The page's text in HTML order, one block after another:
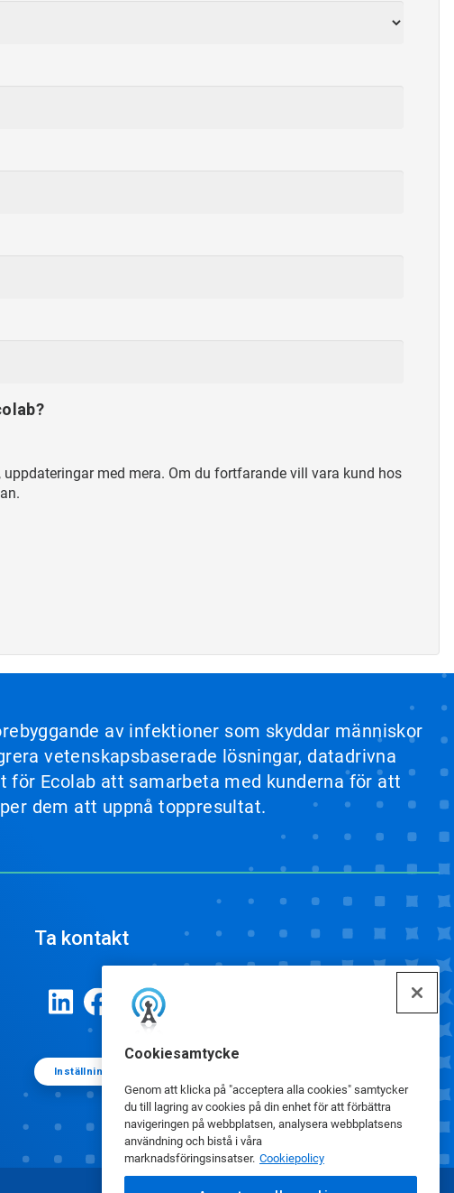
Cookiesamtycke
Genom att klicka på "acceptera alla cookies" samtycker
du till lagring av cookies på din enhet för att förbättra
navigeringen på webbplatsen, analysera webbplatsens
användning och bistå i våra
marknadsföringsinsatser. Cookiepolicy
med mera. Om du fortfarande vill vara kund hos
av infektioner som skyddar människor
vetenskapsbaserade lösningar, datadrivna
för Ecolab att samarbeta med kunderna för att
dem att uppnå toppresultat.
Ta kontakt
Inställningar för cookies